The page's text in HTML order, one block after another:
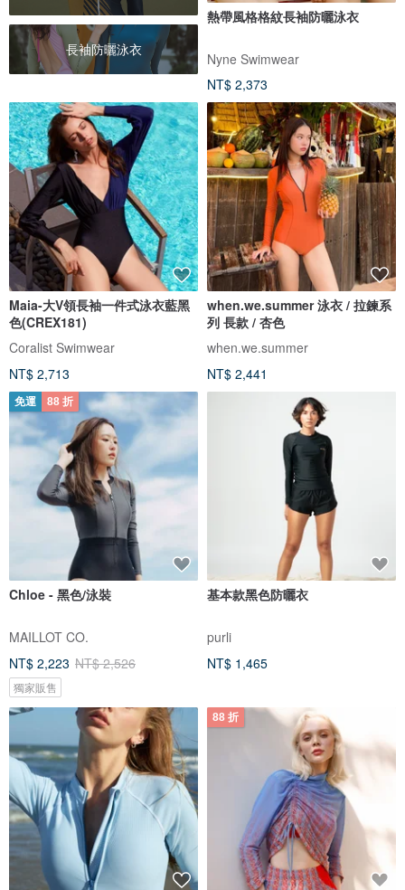
長袖防曬泳衣
熱帶風格格紋長袖防曬泳衣
Nyne Swimwear
NT$ 2,373
Maia-大V領長袖一件式泳衣藍黑
色(CREX181)
Coralist Swimwear
NT$ 2,713
when.we.summer 泳衣 / 拉鍊系
列 長款 / 杏色
when.we.summer
NT$ 2,441
免運 88 折
Chloe - 黑色/泳裝
MAILLOT CO.
NT$ 2,223 NT$ 2,526
獨家販售
基本款黑色防曬衣
purli
NT$ 1,465
88 折